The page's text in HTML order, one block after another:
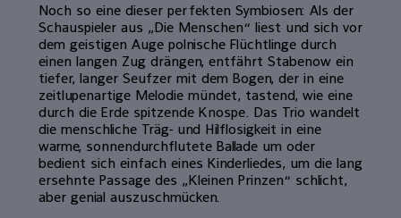
Noch so eine dieser perfekten Symbiosen: Als der
Schauspieler aus „Die Menschen“ liest und sich vor
dem geistigen Auge polnische Flüchtlinge durch
einen langen Zug drängen, entfährt Stabenow ein
tiefer, langer Seufzer mit dem Bogen, der in eine
zeitlupenartige Melodie mündet, tastend, wie eine
durch die Erde spitzende Knospe. Das Trio wandelt
die menschliche Träg- und Hilflosigkeit in eine
warme, sonnendurchflutete Ballade um oder
bedient sich einfach eines Kinderliedes, um die lang
ersehnte Passage des „Kleinen Prinzen“ schlicht,
aber genial auszuschmücken.